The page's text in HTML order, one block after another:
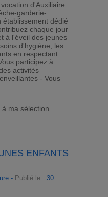
d'Auxiliaire
garderie-
établissement dédié
chaque jour
à l'éveil des jeunes
d'hygiène, les
en respectant
participez à
activités
- Vous
à ma sélection
ENFANTS
- Publié le : 30